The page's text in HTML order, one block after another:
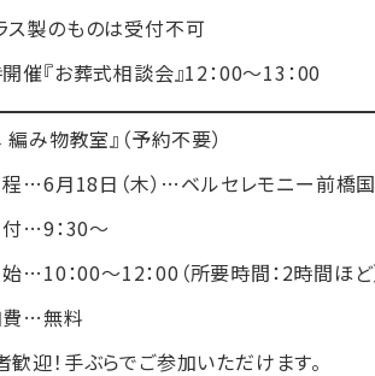
製のものは受付不可
開催『お葬式相談会』12：00～13：00
編み物教室』（予約不要）
…6月18日（木）…ベルセレモニー前橋
…9：30～
…10：00～12：00（所要時間：2時間ほど
費…無料
歓迎！手ぶらでご参加いただけます。